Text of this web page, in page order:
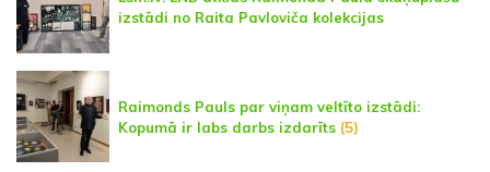
izstādi no Raita Pavloviča kolekcijas
Raimonds Pauls par viņam veltīto izstādi:
Kopumā ir labs darbs izdarīts (5)